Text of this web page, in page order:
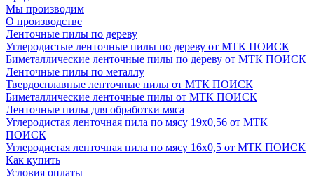
Мы производим
О производстве
Ленточные пилы по дереву
Углеродистые ленточные пилы по дереву от МТК ПОИСК
Биметаллические ленточные пилы по дереву от МТК ПОИСК
Ленточные пилы по металлу
Твердосплавные ленточные пилы от МТК ПОИСК
Биметаллические ленточные пилы от МТК ПОИСК
Ленточные пилы для обработки мяса
Углеродистая ленточная пила по мясу 19х0,56 от МТК
ПОИСК
Углеродистая ленточная пила по мясу 16х0,5 от МТК ПОИСК
Как купить
Условия оплаты